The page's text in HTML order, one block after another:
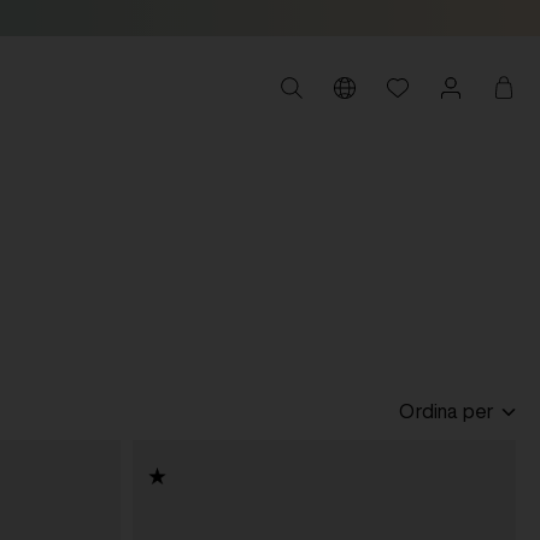
Ordina per